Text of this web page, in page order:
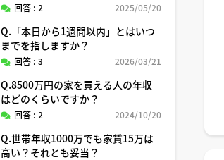
回答 : 2 2025/05/20
Q.「本日から1週間以内」とはいつ
までを指しますか？
回答 : 3 2026/03/21
Q.8500万円の家を買える人の年収
はどのくらいですか？
回答 : 2 2024/10/20
Q.世帯年収1000万でも家賃15万は
高い？それとも妥当？